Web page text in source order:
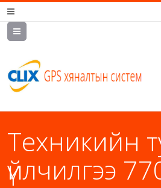
952223647
Техникийн
үйлчилгээ